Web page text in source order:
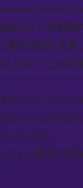
within 3
的および貿易
最新情報を共有
します。この早
Teacher /
me
you soon.
により貴社の